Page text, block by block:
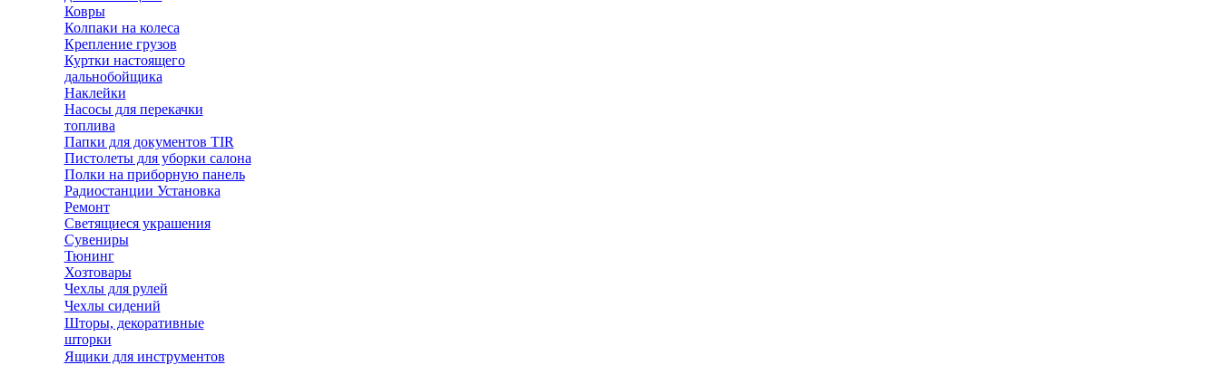
Ковры
Колпаки на колеса
Крепление грузов
Куртки настоящего
дальнобойщика
Наклейки
Насосы для перекачки
топлива
Папки для документов TIR
Пистолеты для уборки салона
Полки на приборную панель
Радиостанции Установка
Ремонт
Светящиеся украшения
Сувениры
Тюнинг
Хозтовары
Чехлы для рулей
Чехлы сидений
Шторы, декоративные
шторки
Ящики для инструментов